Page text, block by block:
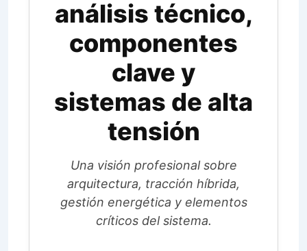
análisis técnico,
componentes
clave y
sistemas de alta
tensión
Una visión profesional sobre
arquitectura, tracción híbrida,
gestión energética y elementos
críticos del sistema.